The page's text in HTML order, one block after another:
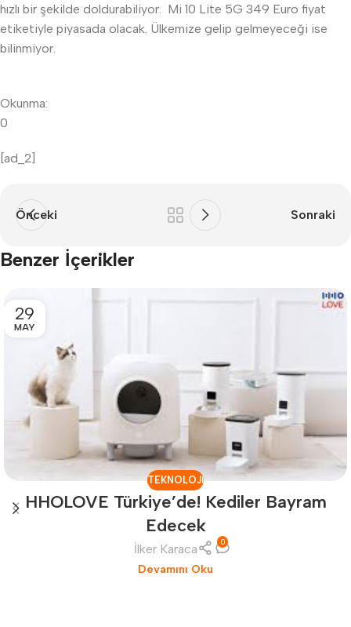
hızlı bir şekilde doldurabiliyor. Mi 10 Lite 5G 349 Euro fiyat
etiketiyle piyasada olacak. Ülkemize gelip gelmeyeceği ise
bilinmiyor.
Okunma:
0
[ad_2]
Önceki Sonraki
Benzer İçerikler
29
MAY
TEKNOLOJI
HHOLOVE Türkiye’de! Kediler Bayram
Edecek
İlker Karaca 0
Devamını Oku